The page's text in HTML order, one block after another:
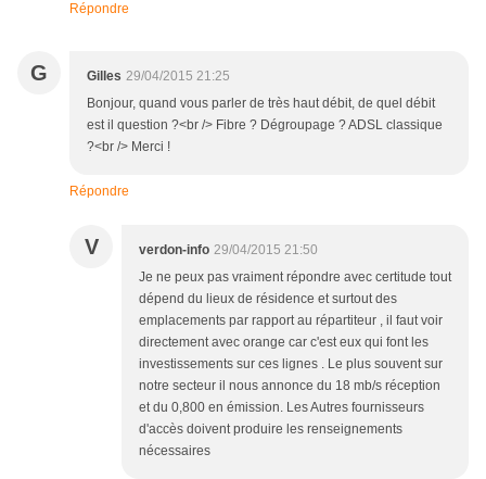
Répondre
G Gilles 29/04/2015 21:25
Bonjour, quand vous parler de très haut débit, de quel débit
est il question ?<br /> Fibre ? Dégroupage ? ADSL classique
?<br /> Merci !
Répondre
V verdon-info 29/04/2015 21:50
Je ne peux pas vraiment répondre avec certitude tout
dépend du lieux de résidence et surtout des
emplacements par rapport au répartiteur , il faut voir
directement avec orange car c'est eux qui font les
investissements sur ces lignes . Le plus souvent sur
notre secteur il nous annonce du 18 mb/s réception
et du 0,800 en émission. Les Autres fournisseurs
d'accès doivent produire les renseignements
nécessaires